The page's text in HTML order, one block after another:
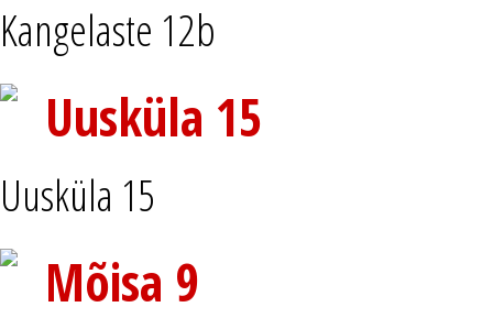
Kangelaste 12b
Uusküla 15
Uusküla 15
Mõisa 9